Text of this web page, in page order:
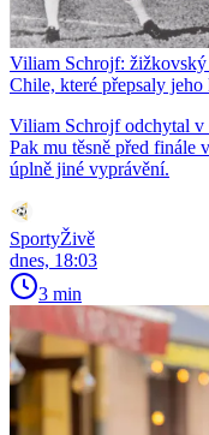
Viliam Schrojf:
Chile, které přepsaly jeho
Viliam Schrojf odchytal v
Pak mu těsně před finále
úplně jiné vyprávění.
SportyŽivě
dnes, 18:03
3 min